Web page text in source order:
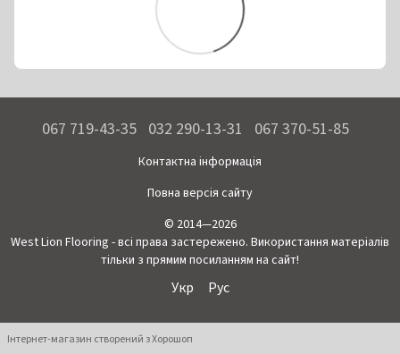
067 719-43-35 032 290-13-31 067 370-51-85
Контактна інформація
Повна версія сайту
© 2014—2026
West Lion Flooring - всі права застережено. Використання матеріалів
тільки з прямим посиланням на сайт!
Укр Рус
Інтернет-магазин створений з Хорошоп